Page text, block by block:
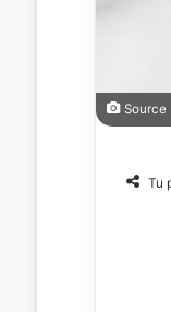
Source
Tu